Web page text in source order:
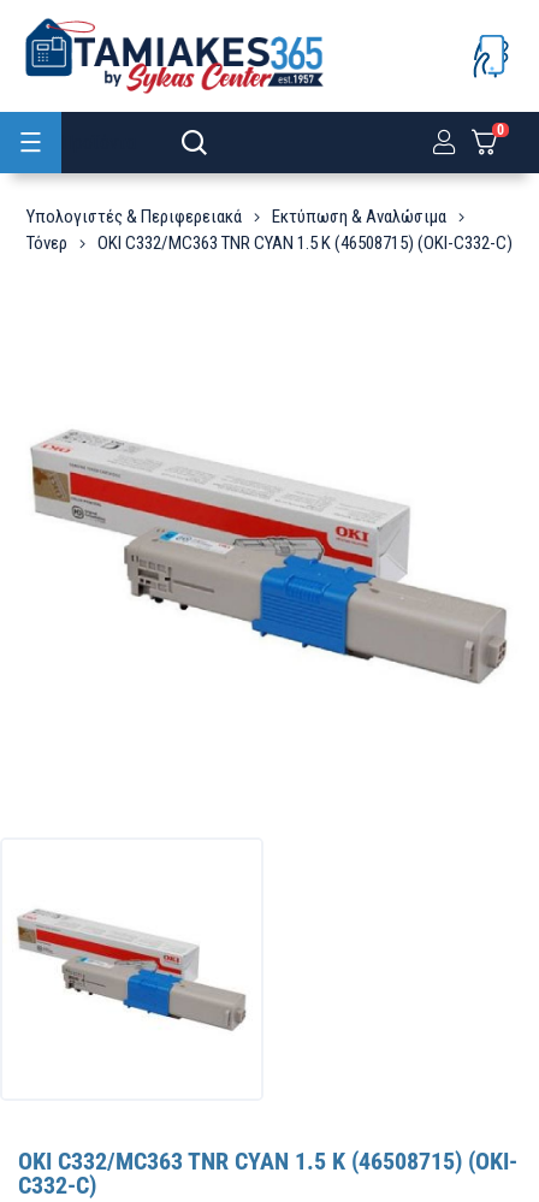
0
Υπολογιστές & Περιφερειακά
Εκτύπωση & Αναλώσιμα
Τόνερ
OKI C332/MC363 TNR CYAN 1.5 K (46508715) (OKI-C332-C)
OKI C332/MC363 TNR CYAN 1.5 K (46508715) (OKI-
C332-C)